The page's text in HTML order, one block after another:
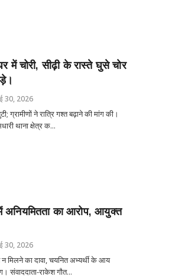
में चोरी, सीढ़ी के रास्ते घुसे चोर
30, 2026
ग्रामीणों ने रात्रि गश्त बढ़ाने की मांग की।
थाना क्षेत्र क...
अनियमितता का आरोप, आयुक्त
30, 2026
मिलने का दावा, चयनित अभ्यर्थी के आय
संवाददाता-राकेश गौत...